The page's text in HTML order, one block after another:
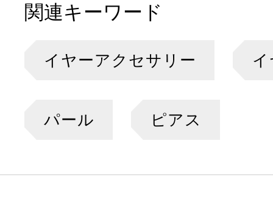
関連キーワード
イヤーアクセサリー
パール ピアス